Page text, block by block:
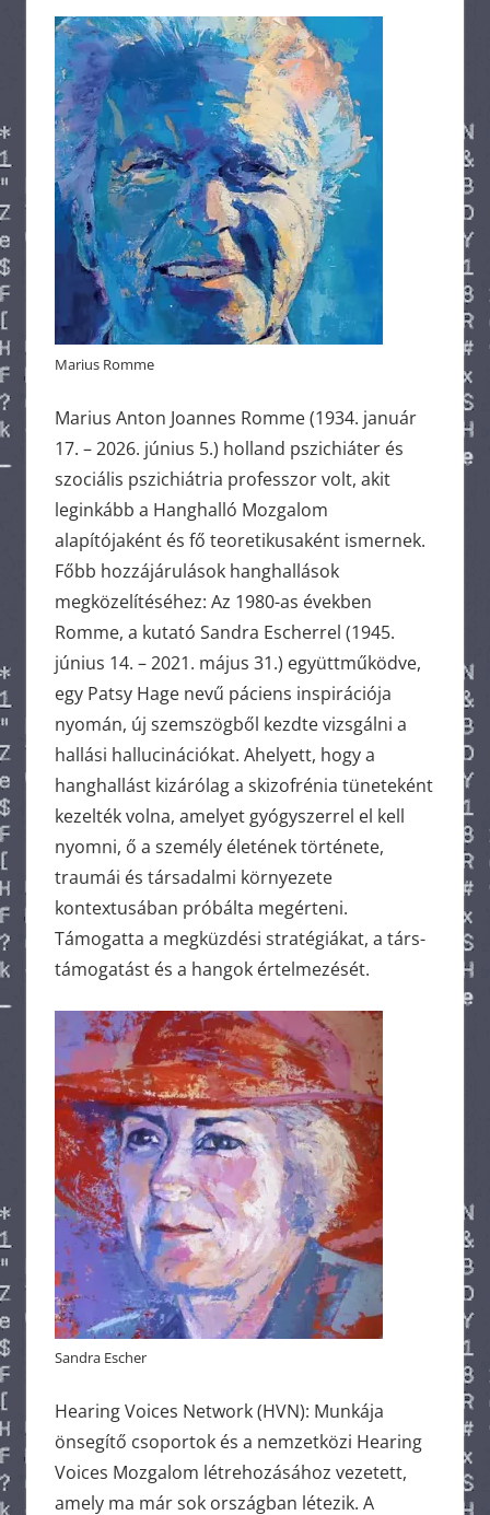
Marius Romme
Marius Anton Joannes Romme (1934. január
17. – 2026. június 5.) holland pszichiáter és
szociális pszichiátria professzor volt, akit
leginkább a Hanghalló Mozgalom
alapítójaként és fő teoretikusaként ismernek.
Főbb hozzájárulások hanghallások
megközelítéséhez: Az 1980-as években
Romme, a kutató Sandra Escherrel (1945.
június 14. – 2021. május 31.) együttműködve,
egy Patsy Hage nevű páciens inspirációja
nyomán, új szemszögből kezdte vizsgálni a
hallási hallucinációkat. Ahelyett, hogy a
hanghallást kizárólag a skizofrénia tüneteként
kezelték volna, amelyet gyógyszerrel el kell
nyomni, ő a személy életének története,
traumái és társadalmi környezete
kontextusában próbálta megérteni.
Támogatta a megküzdési stratégiákat, a társ-
támogatást és a hangok értelmezését.
Sandra Escher
Hearing Voices Network (HVN): Munkája
önsegítő csoportok és a nemzetközi Hearing
Voices Mozgalom létrehozásához vezetett,
amely ma már sok országban létezik. A